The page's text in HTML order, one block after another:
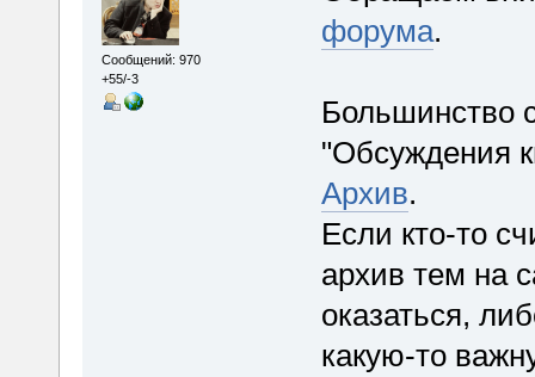
Сообщений: 970
+55/-3
форума.
Большинство
"Обсуждения
Архив.
Если кто-то
архив тем на
оказаться,
какую-то